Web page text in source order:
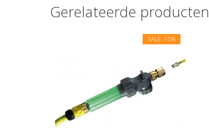
Gerelateerde producten
SALE -15%